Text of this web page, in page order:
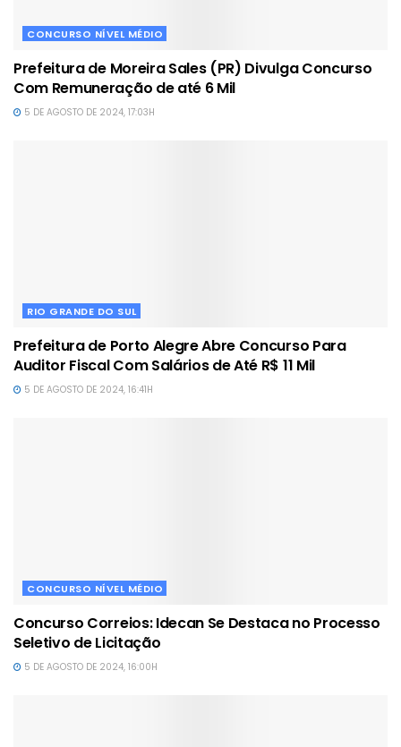
CONCURSO NÍVEL MÉDIO
Prefeitura de Moreira Sales (PR) Divulga Concurso
Com Remuneração de até 6 Mil
5 DE AGOSTO DE 2024, 17:03H
RIO GRANDE DO SUL
Prefeitura de Porto Alegre Abre Concurso Para
Auditor Fiscal Com Salários de Até R$ 11 Mil
5 DE AGOSTO DE 2024, 16:41H
CONCURSO NÍVEL MÉDIO
Concurso Correios: Idecan Se Destaca no Processo
Seletivo de Licitação
5 DE AGOSTO DE 2024, 16:00H